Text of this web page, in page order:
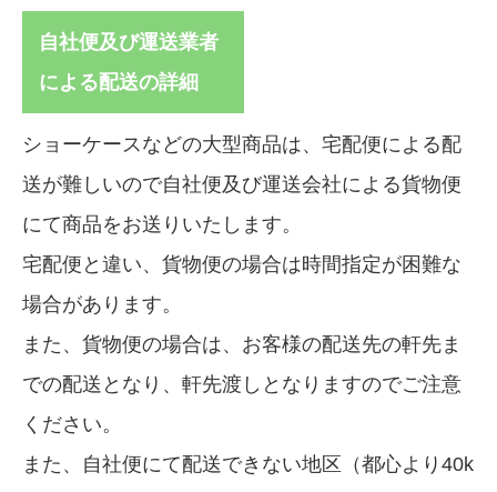
自社便及び運送業者
による配送の詳細
ショーケースなどの大型商品は、宅配便による配
送が難しいので自社便及び運送会社による貨物便
にて商品をお送りいたします。
宅配便と違い、貨物便の場合は時間指定が困難な
場合があります。
また、貨物便の場合は、お客様の配送先の軒先ま
での配送となり、軒先渡しとなりますのでご注意
ください。
また、自社便にて配送できない地区（都心より40k